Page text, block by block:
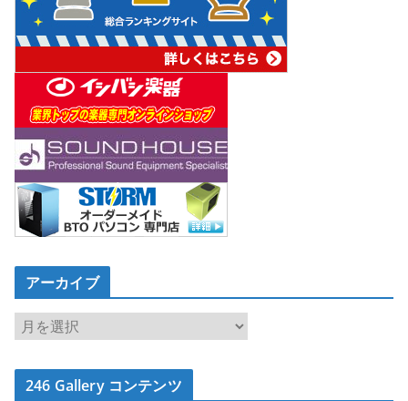
アーカイブ
ア
ー
カ
イ246 Gallery コンテンツ